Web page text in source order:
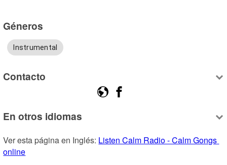
Géneros
Instrumental
Contacto
En otros idiomas
Ver esta página en Inglés: Listen Calm Radio - Calm Gongs
online